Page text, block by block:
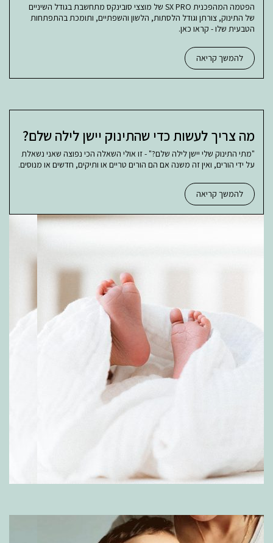
הפטמה המהפכנית SX PRO של מוצצי סובינקס מתחשבת בגודל השיניים
של התינוק, צורתן וגודל הלסתות, הלשון והשפתיים, ותומכת בהתפתחות
הטבעית שלו - קראו כאן.
להמשך קריאה
מה צריך לעשות כדי שהתינוק יישן לילה שלם?
"מתי התינוק שלי יישן לילה שלם?" - זו אולי השאלה הכי נפוצה שאני נשאלת
על ידי הורים, ואין זה משנה אם הם הורים טריים או ותיקים, חדשים או מנוסים.
להמשך קריאה